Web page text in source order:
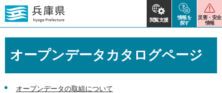
閲覧支援
情報を
探す
災害・安全
情報
オープンデータカタログページ
オープンデータの取組について